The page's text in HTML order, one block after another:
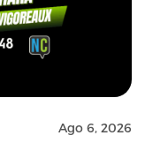
Ago 6, 2026